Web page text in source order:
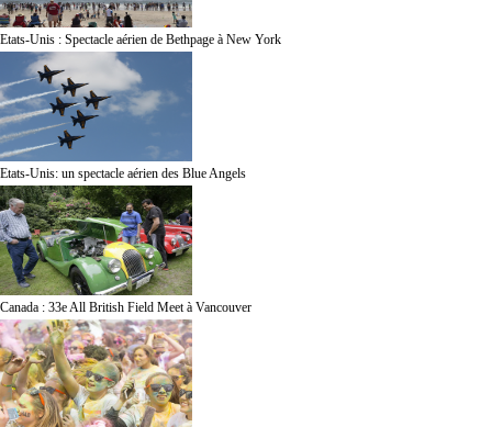
Etats-Unis : Spectacle aérien de Bethpage à New York
Etats-Unis: un spectacle aérien des Blue Angels
Canada : 33e All British Field Meet à Vancouver